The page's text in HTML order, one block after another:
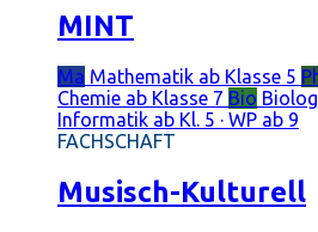
MINT
Ma Mathematik ab Klasse 5
Chemie ab Klasse 7 Bio
Informatik ab Kl. 5 · WP ab 9
FACHSCHAFT
Musisch-Kulturell